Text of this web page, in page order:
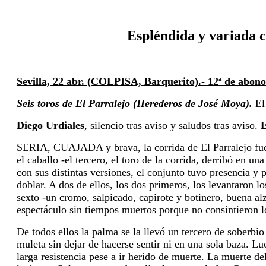
Espléndida y variada
Sevilla, 22 abr. (COLPISA, Barquerito).- 12ª de
Seis toros de El Parralejo (Herederos de José Moya).
Diego Urdiales, silencio tras aviso y saludos tras aviso.
SERIA, CUAJADA y brava, la corrida de El Parralejo
el caballo -el tercero, el toro de la corrida, derribó en
con sus distintas versiones, el conjunto tuvo presencia y
doblar. A dos de ellos, los dos primeros, los levantaron
sexto -un cromo, salpicado, capirote y botinero, buena
espectáculo sin tiempos muertos porque no consintieron
De todos ellos la palma se la llevó un tercero de
muleta sin dejar de hacerse sentir ni en una sola baza.
larga resistencia pese a ir herido de muerte. La muerte